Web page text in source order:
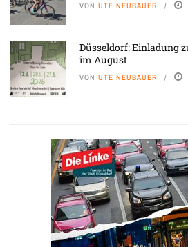
VON UTE NEUBAUER
Düsseldorf: Einladung
im August
VON UTE NEUBAUER